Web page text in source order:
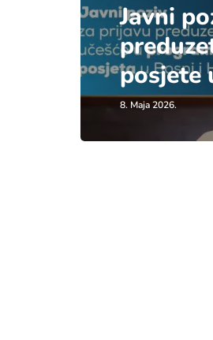
Javni
posjete
8. Maja 2026.